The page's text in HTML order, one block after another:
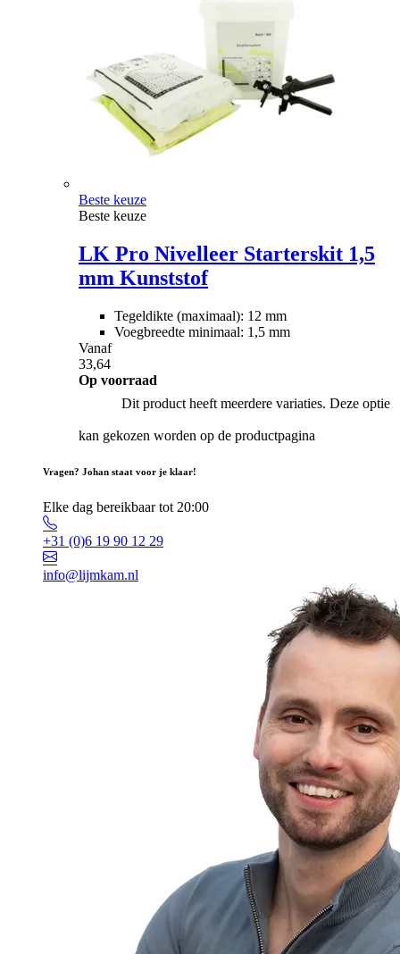
Beste keuze
Beste keuze
LK Pro Nivelleer Starterskit 1,5
mm Kunststof
Tegeldikte (maximaal): 12 mm
Voegbreedte minimaal: 1,5 mm
Vanaf
33,64
Op voorraad
Dit product heeft meerdere variaties. Deze optie
kan gekozen worden op de productpagina
Vragen? Johan staat voor je klaar!
Elke dag bereikbaar tot 20:00
+31 (0)6 19 90 12 29
info@lijmkam.nl